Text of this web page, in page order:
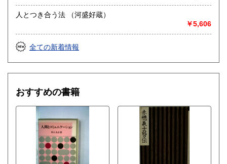
人とつき合う法 （河盛好蔵）
￥5,606
全ての新着情報
おすすめの書籍